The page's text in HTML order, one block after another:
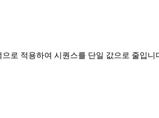
로 적용하여 시퀀스를 단일 값으로 줄입